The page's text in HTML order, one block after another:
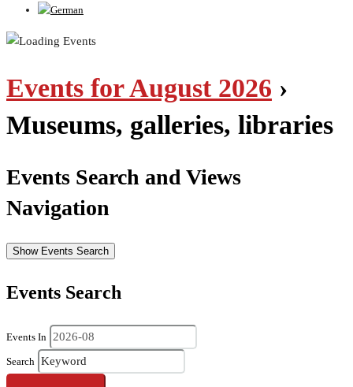
Events for August 2026 ›
Museums, galleries, libraries
Events Search and Views
Navigation
Show Events Search
Events Search
Events In
Search